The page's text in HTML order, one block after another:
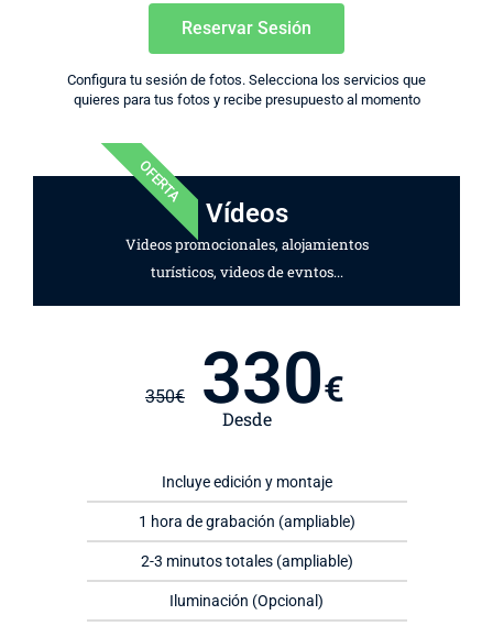
Reservar Sesión
Configura tu sesión de fotos. Selecciona los servicios que
quieres para tus fotos y recibe presupuesto al momento
OFERTA
Vídeos
Videos promocionales, alojamientos
turísticos, videos de evntos...
350€ 330€
Desde
Incluye edición y montaje
1 hora de grabación (ampliable)
2-3 minutos totales (ampliable)
Iluminación (Opcional)